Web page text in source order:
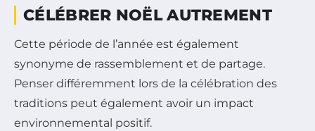
CÉLÉBRER NOËL AUTREMENT
Cette période de l’année est également
synonyme de rassemblement et de partage.
Penser différemment lors de la célébration des
traditions peut également avoir un impact
environnemental positif.